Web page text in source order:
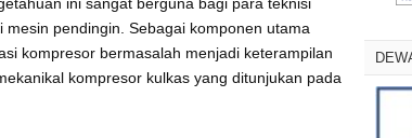
pendingin. Sebagai komponen utama
kompresor bermasalah menjadi keterampilan
kompresor kulkas yang ditunjukan pada